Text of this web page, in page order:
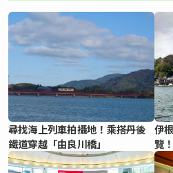
尋找海上列車拍攝地！乘搭丹後
鐵道穿越「由良川橋」
伊
覽